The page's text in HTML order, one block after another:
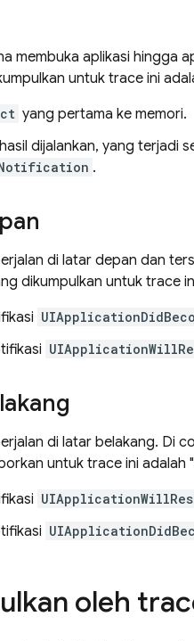
membuka aplikasi hingga
untuk trace ini
yang pertama ke memori.
dijalankan, yang terjadi
.
di latar depan dan
dikumpulkan untuk trace
di latar belakang. Di
untuk trace ini adalah
oleh